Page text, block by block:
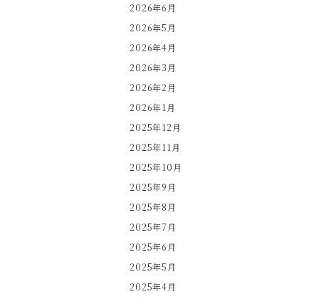
2026年6月
2026年5月
2026年4月
2026年3月
2026年2月
2026年1月
2025年12月
2025年11月
2025年10月
2025年9月
2025年8月
2025年7月
2025年6月
2025年5月
2025年4月